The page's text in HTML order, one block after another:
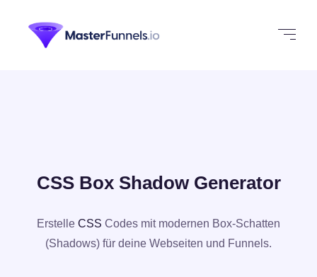
CSS Box Shadow Generator
Erstelle CSS Codes mit modernen Box-Schatten
(Shadows) für deine Webseiten und Funnels.